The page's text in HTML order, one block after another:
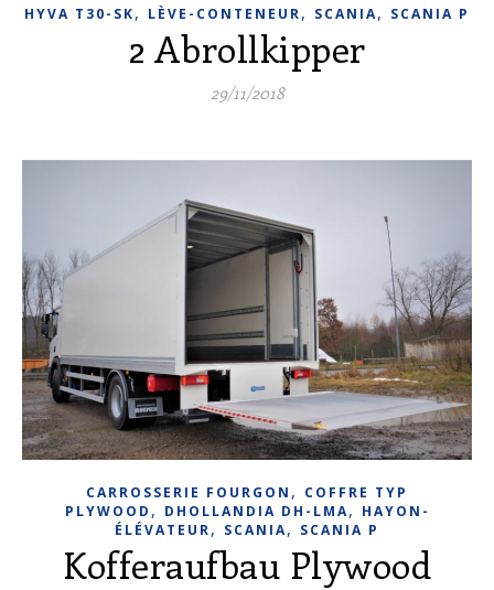
HYVA T30-SK, LÈVE-CONTENEUR, SCANIA, SCANIA P
2 Abrollkipper
29/11/2018
CARROSSERIE FOURGON , COFFRE TYP
PLYWOOD , DHOLLANDIA DH-LMA, HAYON-
ÉLÉVATEUR, SCANIA, SCANIA P
Kofferaufbau Plywood